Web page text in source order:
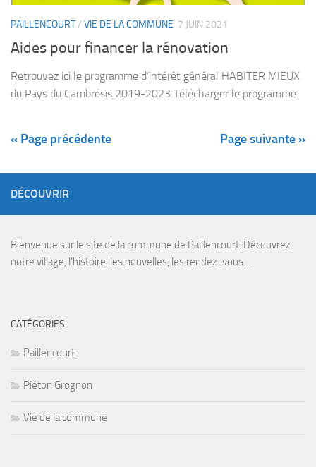
PAILLENCOURT/ VIE DE LA COMMUNE 7 JUIN 2021
Aides pour financer la rénovation
Retrouvez ici le programme d’intérêt général HABITER MIEUX
du Pays du Cambrésis 2019-2023 Télécharger le programme.
« Page précédente Page suivante »
DÉCOUVRIR
Bienvenue sur le site de la commune de Paillencourt. Découvrez
notre village, l’histoire, les nouvelles, les rendez-vous…
CATÉGORIES
Paillencourt
Piéton Grognon
Vie de la commune